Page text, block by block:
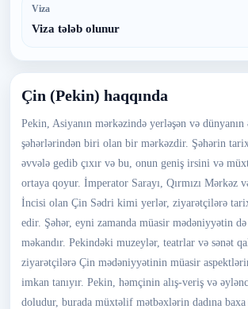
Viza
Viza tələb olunur
Çin (Pekin) haqqında
Pekin, Asiyanın mərkəzində yerləşən və
şəhərlərindən biri olan bir mərkəzdir. Şəhərin
əvvələ gedib çıxır və bu, onun geniş irsini və
ortaya qoyur. İmperator Sarayı, Qırmızı Mərkəz
İncisi olan Çin Sədri kimi yerlər, ziyarətçilərə
edir. Şəhər, eyni zamanda müasir mədəniyyətin
məkandır. Pekindəki muzeylər, teatrlar və sənət
ziyarətçilərə Çin mədəniyyətinin müasir
imkan tanıyır. Pekin, həmçinin alış-veriş və
doludur, burada müxtəlif mətbəxlərin dadına